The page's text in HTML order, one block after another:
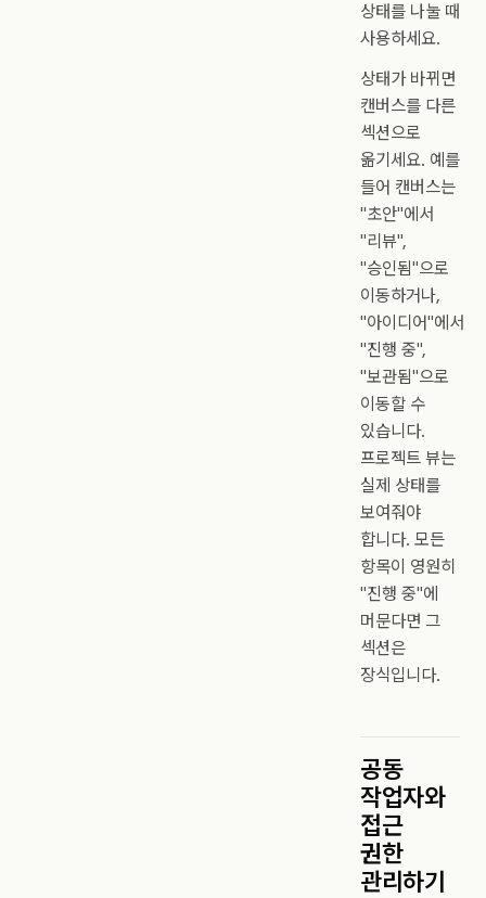
상태를 나눌 때
사용하세요.
상태가 바뀌면
캔버스를 다른
섹션으로
옮기세요. 예를
들어 캔버스는
"초안"에서
"리뷰",
"승인됨"으로
이동하거나,
"아이디어"에서
"진행 중",
"보관됨"으로
이동할 수
있습니다.
프로젝트 뷰는
실제 상태를
보여줘야
합니다. 모든
항목이 영원히
"진행 중"에
머문다면 그
섹션은
장식입니다.
공동
작업자와
접근
권한
관리하기